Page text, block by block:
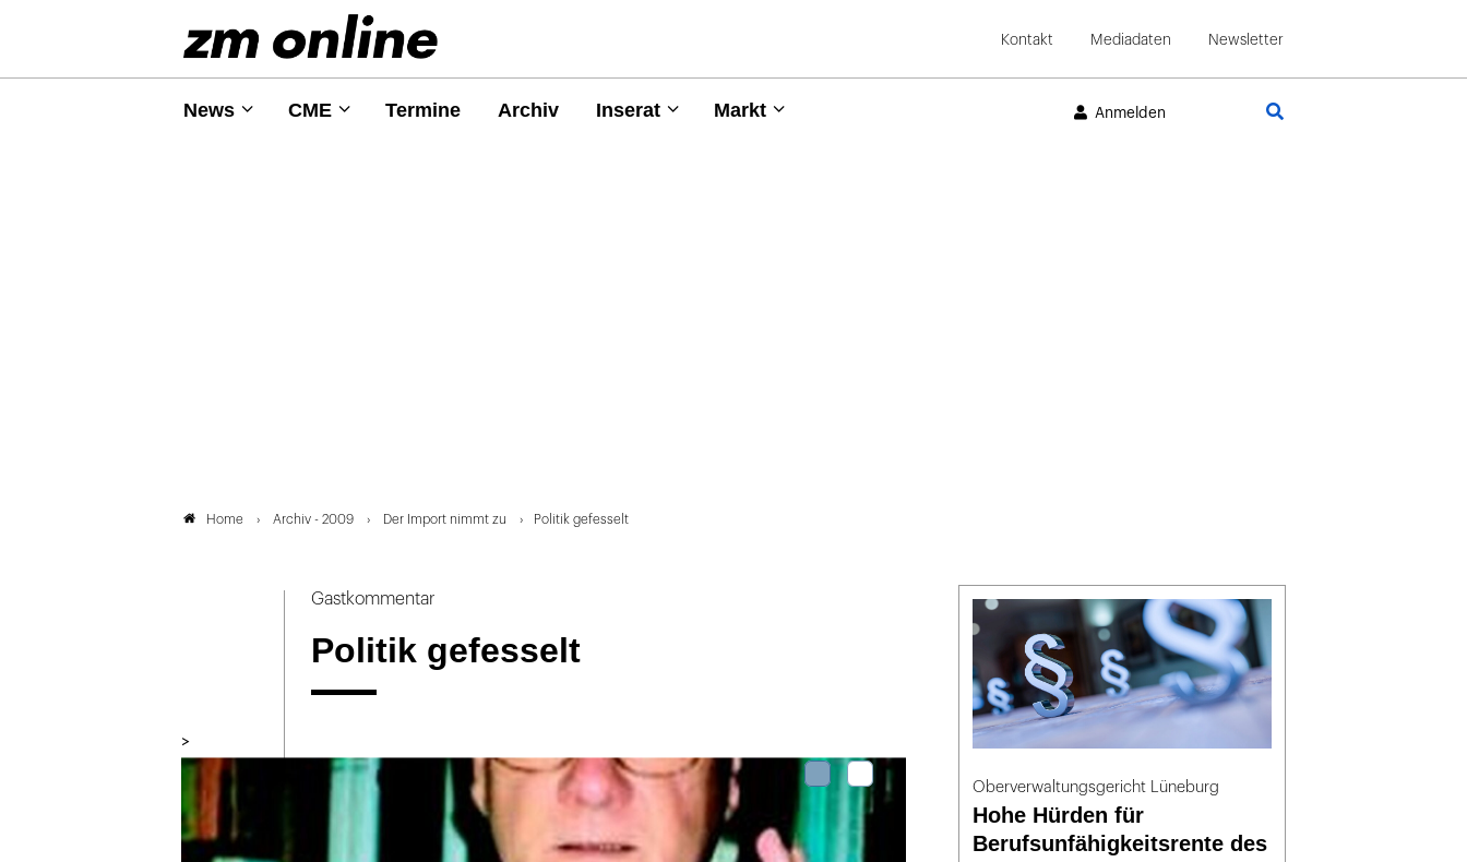
Kontakt Mediadaten Newsletter
News CME Termine Archiv Inserat Markt Anmelden
Home Archiv - 2009 Der Import nimmt zu Politik gefesselt
Gastkommentar
Politik gefesselt
>
Oberverwaltungsgericht Lüneburg
Hohe Hürden für
Berufsunfähigkeitsrente des